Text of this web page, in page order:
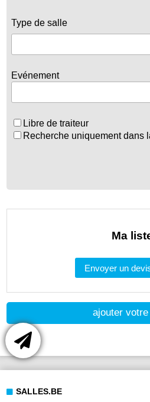
ajouter
Type de salle
Evénement
Libre de traiteur
Recherche uniquement dans
Ma
Envoyer un
SALLES.BE